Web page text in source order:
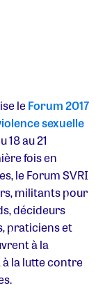
leForum 2017
sexuelle
18 au 21
fois en
le Forum SVRI
militants pour
décideurs
praticiens et
à la
la lutte contre